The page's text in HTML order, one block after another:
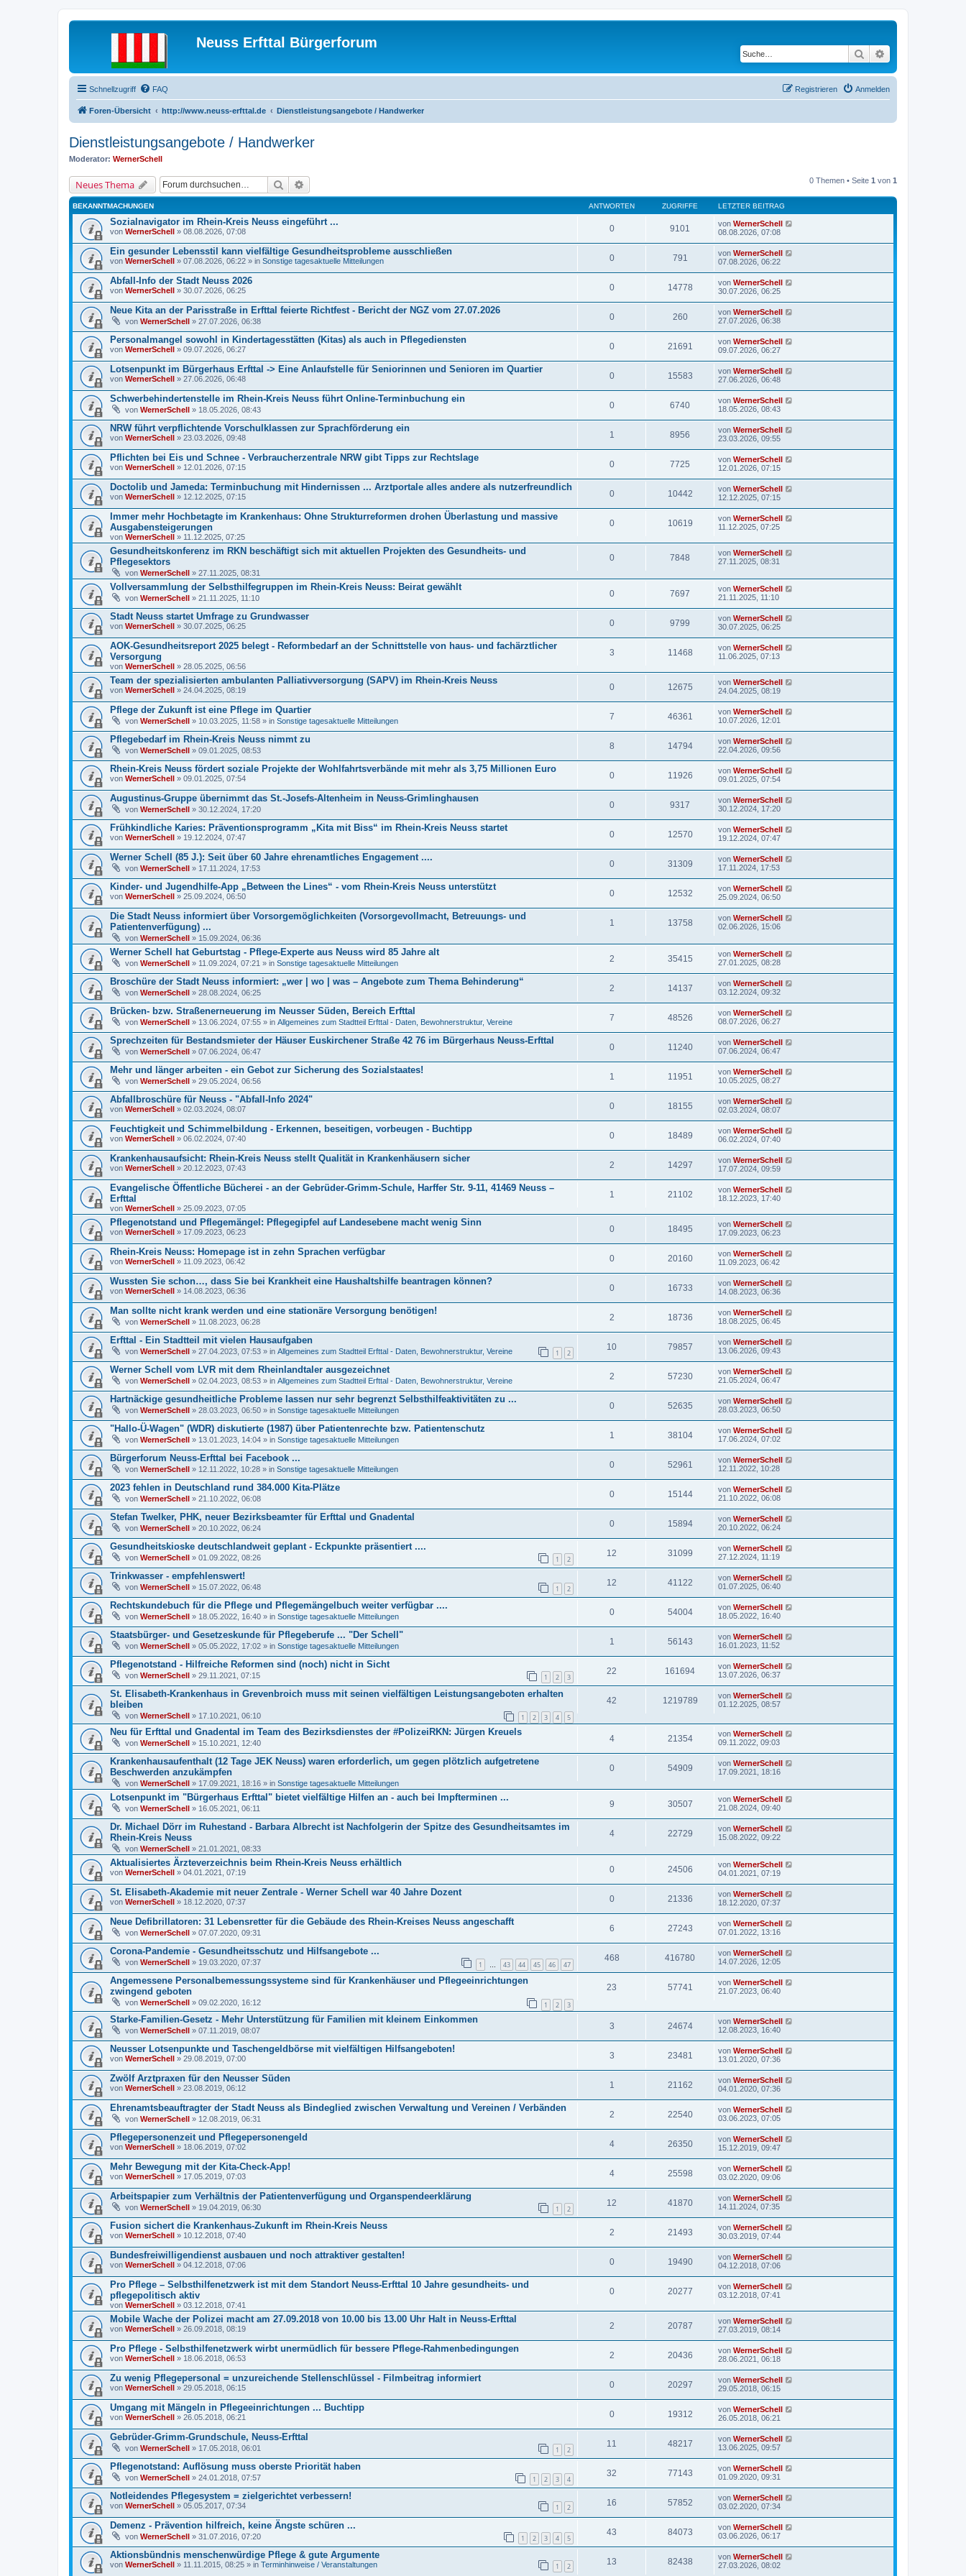
Neuss Erfttal Bürgerforum
Suche
Schnellzugriff FAQ Anmelden
Registrieren
Foren-Übersicht http://www.neuss-erfttal.de Dienstleistungsangebote / Handwerker
Dienstleistungsangebote / Handwerker
Moderator: WernerSchell
Neues Thema Suche 0 Themen • Seite 1 von 1
BEKANNTMACHUNGEN ANTWORTEN ZUGRIFFE LETZTER BEITRAG
Sozialnavigator im Rhein-Kreis Neuss eingeführt ...
von WernerSchell » 08.08.2026, 07:08 0 9101 von WernerSchell
08.08.2026, 07:08
Ein gesunder Lebensstil kann vielfältige Gesundheitsprobleme ausschließen
von WernerSchell » 07.08.2026, 06:22 » in Sonstige tagesaktuelle Mitteilungen 0 791 von WernerSchell
07.08.2026, 06:22
Abfall-Info der Stadt Neuss 2026
von WernerSchell » 30.07.2026, 06:25 0 14778 von WernerSchell
30.07.2026, 06:25
Neue Kita an der Parisstraße in Erfttal feierte Richtfest - Bericht der NGZ vom 27.07.2026
von WernerSchell » 27.07.2026, 06:38 0 260 von WernerSchell
27.07.2026, 06:38
Personalmangel sowohl in Kindertagesstätten (Kitas) als auch in Pflegediensten
von WernerSchell » 09.07.2026, 06:27 0 21691 von WernerSchell
09.07.2026, 06:27
Lotsenpunkt im Bürgerhaus Erfttal -> Eine Anlaufstelle für Seniorinnen und Senioren im Quartier
von WernerSchell » 27.06.2026, 06:48 0 15583 von WernerSchell
27.06.2026, 06:48
Schwerbehindertenstelle im Rhein-Kreis Neuss führt Online-Terminbuchung ein
von WernerSchell » 18.05.2026, 08:43 0 6740 von WernerSchell
18.05.2026, 08:43
NRW führt verpflichtende Vorschulklassen zur Sprachförderung ein
von WernerSchell » 23.03.2026, 09:48 1 8956 von WernerSchell
23.03.2026, 09:55
Pflichten bei Eis und Schnee - Verbraucherzentrale NRW gibt Tipps zur Rechtslage
von WernerSchell » 12.01.2026, 07:15 0 7725 von WernerSchell
12.01.2026, 07:15
Doctolib und Jameda: Terminbuchung mit Hindernissen ... Arztportale alles andere als nutzerfreundlich
von WernerSchell » 12.12.2025, 07:15 0 10442 von WernerSchell
12.12.2025, 07:15
Immer mehr Hochbetagte im Krankenhaus: Ohne Strukturreformen drohen Überlastung und massive
Ausgabensteigerungen
von WernerSchell » 11.12.2025, 07:25
0 10619 von WernerSchell
11.12.2025, 07:25
Gesundheitskonferenz im RKN beschäftigt sich mit aktuellen Projekten des Gesundheits- und
Pflegesektors
von WernerSchell » 27.11.2025, 08:31
0 7848 von WernerSchell
27.11.2025, 08:31
Vollversammlung der Selbsthilfegruppen im Rhein-Kreis Neuss: Beirat gewählt
von WernerSchell » 21.11.2025, 11:10 0 7697 von WernerSchell
21.11.2025, 11:10
Stadt Neuss startet Umfrage zu Grundwasser
von WernerSchell » 30.07.2025, 06:25 0 9799 von WernerSchell
30.07.2025, 06:25
AOK-Gesundheitsreport 2025 belegt - Reformbedarf an der Schnittstelle von haus- und fachärztlicher
Versorgung
von WernerSchell » 28.05.2025, 06:56
3 11468 von WernerSchell
11.06.2025, 07:13
Team der spezialisierten ambulanten Palliativversorgung (SAPV) im Rhein-Kreis Neuss
von WernerSchell » 24.04.2025, 08:19 0 12675 von WernerSchell
24.04.2025, 08:19
Pflege der Zukunft ist eine Pflege im Quartier
von WernerSchell » 10.03.2025, 11:58 » in Sonstige tagesaktuelle Mitteilungen 7 46361 von WernerSchell
10.07.2026, 12:01
Pflegebedarf im Rhein-Kreis Neuss nimmt zu
von WernerSchell » 09.01.2025, 08:53 8 14794 von WernerSchell
22.04.2026, 09:56
Rhein-Kreis Neuss fördert soziale Projekte der Wohlfahrtsverbände mit mehr als 3,75 Millionen Euro
von WernerSchell » 09.01.2025, 07:54 0 11926 von WernerSchell
09.01.2025, 07:54
Augustinus-Gruppe übernimmt das St.-Josefs-Altenheim in Neuss-Grimlinghausen
von WernerSchell » 30.12.2024, 17:20 0 9317 von WernerSchell
30.12.2024, 17:20
Frühkindliche Karies: Präventionsprogramm „Kita mit Biss“ im Rhein-Kreis Neuss startet
von WernerSchell » 19.12.2024, 07:47 0 12570 von WernerSchell
19.12.2024, 07:47
Werner Schell (85 J.): Seit über 60 Jahre ehrenamtliches Engagement ....
von WernerSchell » 17.11.2024, 17:53 0 31309 von WernerSchell
17.11.2024, 17:53
Kinder- und Jugendhilfe-App „Between the Lines“ - vom Rhein-Kreis Neuss unterstützt
von WernerSchell » 25.09.2024, 06:50 0 12532 von WernerSchell
25.09.2024, 06:50
Die Stadt Neuss informiert über Vorsorgemöglichkeiten (Vorsorgevollmacht, Betreuungs- und
Patientenverfügung) ...
von WernerSchell » 15.09.2024, 06:36
1 13758 von WernerSchell
02.06.2026, 15:06
Werner Schell hat Geburtstag - Pflege-Experte aus Neuss wird 85 Jahre alt
von WernerSchell » 11.09.2024, 07:21 » in Sonstige tagesaktuelle Mitteilungen 2 35415 von WernerSchell
27.01.2025, 08:28
Broschüre der Stadt Neuss informiert: „wer | wo | was – Angebote zum Thema Behinderung“
von WernerSchell » 28.08.2024, 06:25 2 14137 von WernerSchell
03.12.2024, 09:32
Brücken- bzw. Straßenerneuerung im Neusser Süden, Bereich Erfttal
von WernerSchell » 13.06.2024, 07:55 » in Allgemeines zum Stadtteil Erfttal - Daten, Bewohnerstruktur, Vereine 7 48526 von WernerSchell
08.07.2026, 06:27
Sprechzeiten für Bestandsmieter der Häuser Euskirchener Straße 42 76 im Bürgerhaus Neuss-Erfttal
von WernerSchell » 07.06.2024, 06:47 0 11240 von WernerSchell
07.06.2024, 06:47
Mehr und länger arbeiten - ein Gebot zur Sicherung des Sozialstaates!
von WernerSchell » 29.05.2024, 06:56 1 11951 von WernerSchell
10.05.2025, 08:27
Abfallbroschüre für Neuss - "Abfall-Info 2024"
von WernerSchell » 02.03.2024, 08:07 0 18155 von WernerSchell
02.03.2024, 08:07
Feuchtigkeit und Schimmelbildung - Erkennen, beseitigen, vorbeugen - Buchtipp
von WernerSchell » 06.02.2024, 07:40 0 18489 von WernerSchell
06.02.2024, 07:40
Krankenhausaufsicht: Rhein-Kreis Neuss stellt Qualität in Krankenhäusern sicher
von WernerSchell » 20.12.2023, 07:43 2 14297 von WernerSchell
17.07.2024, 09:59
Evangelische Öffentliche Bücherei - an der Gebrüder-Grimm-Schule, Harffer Str. 9-11, 41469 Neuss –
Erfttal
von WernerSchell » 25.09.2023, 07:05
1 21102 von WernerSchell
18.12.2023, 17:40
Pflegenotstand und Pflegemängel: Pflegegipfel auf Landesebene macht wenig Sinn
von WernerSchell » 17.09.2023, 06:23 0 18495 von WernerSchell
17.09.2023, 06:23
Rhein-Kreis Neuss: Homepage ist in zehn Sprachen verfügbar
von WernerSchell » 11.09.2023, 06:42 0 20160 von WernerSchell
11.09.2023, 06:42
Wussten Sie schon…, dass Sie bei Krankheit eine Haushaltshilfe beantragen können?
von WernerSchell » 14.08.2023, 06:36 0 16733 von WernerSchell
14.08.2023, 06:36
Man sollte nicht krank werden und eine stationäre Versorgung benötigen!
von WernerSchell » 11.08.2023, 06:28 2 18736 von WernerSchell
18.08.2025, 06:45
Erfttal - Ein Stadtteil mit vielen Hausaufgaben
von WernerSchell » 27.04.2023, 07:53 » in Allgemeines zum Stadtteil Erfttal - Daten, Bewohnerstruktur, Vereine 1 2
10 79857 von WernerSchell
13.06.2026, 09:43
Werner Schell vom LVR mit dem Rheinlandtaler ausgezeichnet
von WernerSchell » 02.04.2023, 08:53 » in Allgemeines zum Stadtteil Erfttal - Daten, Bewohnerstruktur, Vereine 2 57230 von WernerSchell
21.05.2024, 06:47
Hartnäckige gesundheitliche Probleme lassen nur sehr begrenzt Selbsthilfeaktivitäten zu ...
von WernerSchell » 28.03.2023, 06:50 » in Sonstige tagesaktuelle Mitteilungen 0 52635 von WernerSchell
28.03.2023, 06:50
"Hallo-Ü-Wagen" (WDR) diskutierte (1987) über Patientenrechte bzw. Patientenschutz
von WernerSchell » 13.01.2023, 14:04 » in Sonstige tagesaktuelle Mitteilungen 1 38104 von WernerSchell
17.06.2024, 07:02
Bürgerforum Neuss-Erfttal bei Facebook ...
von WernerSchell » 12.11.2022, 10:28 » in Sonstige tagesaktuelle Mitteilungen 0 52961 von WernerSchell
12.11.2022, 10:28
2023 fehlen in Deutschland rund 384.000 Kita-Plätze
von WernerSchell » 21.10.2022, 06:08 0 15144 von WernerSchell
21.10.2022, 06:08
Stefan Twelker, PHK, neuer Bezirksbeamter für Erfttal und Gnadental
von WernerSchell » 20.10.2022, 06:24 0 15894 von WernerSchell
20.10.2022, 06:24
Gesundheitskioske deutschlandweit geplant - Eckpunkte präsentiert ....
von WernerSchell » 01.09.2022, 08:26 1 2
12 31099 von WernerSchell
27.12.2024, 11:19
Trinkwasser - empfehlenswert!
von WernerSchell » 15.07.2022, 06:48 1 2
12 41122 von WernerSchell
01.07.2025, 06:40
Rechtskundebuch für die Pflege und Pflegemängelbuch weiter verfügbar ....
von WernerSchell » 18.05.2022, 16:40 » in Sonstige tagesaktuelle Mitteilungen 0 54004 von WernerSchell
18.05.2022, 16:40
Staatsbürger- und Gesetzeskunde für Pflegeberufe ... "Der Schell"
von WernerSchell » 05.05.2022, 17:02 » in Sonstige tagesaktuelle Mitteilungen 1 56143 von WernerSchell
16.01.2023, 11:52
Pflegenotstand - Hilfreiche Reformen sind (noch) nicht in Sicht
von WernerSchell » 29.11.2021, 07:15 1 2 3
22 161694 von WernerSchell
13.07.2026, 06:37
St. Elisabeth-Krankenhaus in Grevenbroich muss mit seinen vielfältigen Leistungsangeboten erhalten
bleiben
von WernerSchell » 17.10.2021, 06:10 1 2 3 4 5
42 1219789 von WernerSchell
01.12.2025, 08:57
Neu für Erfttal und Gnadental im Team des Bezirksdienstes der #PolizeiRKN: Jürgen Kreuels
von WernerSchell » 15.10.2021, 12:40 4 21354 von WernerSchell
09.11.2022, 09:03
Krankenhausaufenthalt (12 Tage JEK Neuss) waren erforderlich, um gegen plötzlich aufgetretene
Beschwerden anzukämpfen
von WernerSchell » 17.09.2021, 18:16 » in Sonstige tagesaktuelle Mitteilungen
0 54909 von WernerSchell
17.09.2021, 18:16
Lotsenpunkt im "Bürgerhaus Erfttal" bietet vielfältige Hilfen an - auch bei Impfterminen ...
von WernerSchell » 16.05.2021, 06:11 9 30507 von WernerSchell
21.08.2024, 09:40
Dr. Michael Dörr im Ruhestand - Barbara Albrecht ist Nachfolgerin der Spitze des Gesundheitsamtes im
Rhein-Kreis Neuss
von WernerSchell » 21.01.2021, 08:33
4 22729 von WernerSchell
15.08.2022, 09:22
Aktualisiertes Ärzteverzeichnis beim Rhein-Kreis Neuss erhältlich
von WernerSchell » 04.01.2021, 07:19 0 24506 von WernerSchell
04.01.2021, 07:19
St. Elisabeth-Akademie mit neuer Zentrale - Werner Schell war 40 Jahre Dozent
von WernerSchell » 18.12.2020, 07:37 0 21336 von WernerSchell
18.12.2020, 07:37
Neue Defibrillatoren: 31 Lebensretter für die Gebäude des Rhein-Kreises Neuss angeschafft
von WernerSchell » 07.07.2020, 09:31 6 27243 von WernerSchell
07.01.2022, 13:16
Corona-Pandemie - Gesundheitsschutz und Hilfsangebote ...
von WernerSchell » 19.03.2020, 07:37 1 … 43 44 45 46 47
468 416780 von WernerSchell
14.07.2026, 12:05
Angemessene Personalbemessungssysteme sind für Krankenhäuser und Pflegeeinrichtungen
zwingend geboten
von WernerSchell » 09.02.2020, 16:12 1 2 3
23 57741 von WernerSchell
21.07.2023, 06:40
Starke-Familien-Gesetz - Mehr Unterstützung für Familien mit kleinem Einkommen
von WernerSchell » 07.11.2019, 08:07 3 24674 von WernerSchell
12.08.2023, 16:40
Neusser Lotsenpunkte und Taschengeldbörse mit vielfältigen Hilfsangeboten!
von WernerSchell » 29.08.2019, 07:00 3 23481 von WernerSchell
13.01.2020, 07:36
Zwölf Arztpraxen für den Neusser Süden
von WernerSchell » 23.08.2019, 06:12 1 21162 von WernerSchell
04.01.2020, 07:36
Ehrenamtsbeauftragter der Stadt Neuss als Bindeglied zwischen Verwaltung und Vereinen / Verbänden
von WernerSchell » 12.08.2019, 06:31 2 22540 von WernerSchell
03.06.2023, 07:05
Pflegepersonenzeit und Pflegepersonengeld
von WernerSchell » 18.06.2019, 07:02 4 26350 von WernerSchell
15.12.2019, 09:47
Mehr Bewegung mit der Kita-Check-App!
von WernerSchell » 17.05.2019, 07:03 4 25598 von WernerSchell
03.02.2020, 09:06
Arbeitspapier zum Verhältnis der Patientenverfügung und Organspendeerklärung
von WernerSchell » 19.04.2019, 06:30 1 2
12 41870 von WernerSchell
14.11.2024, 07:35
Fusion sichert die Krankenhaus-Zukunft im Rhein-Kreis Neuss
von WernerSchell » 10.12.2018, 07:40 2 21493 von WernerSchell
30.03.2019, 07:44
Bundesfreiwilligendienst ausbauen und noch attraktiver gestalten!
von WernerSchell » 04.12.2018, 07:06 0 19490 von WernerSchell
04.12.2018, 07:06
Pro Pflege – Selbsthilfenetzwerk ist mit dem Standort Neuss-Erfttal 10 Jahre gesundheits- und
pflegepolitisch aktiv
von WernerSchell » 03.12.2018, 07:41
0 20277 von WernerSchell
03.12.2018, 07:41
Mobile Wache der Polizei macht am 27.09.2018 von 10.00 bis 13.00 Uhr Halt in Neuss-Erfttal
von WernerSchell » 26.09.2018, 08:19 2 20787 von WernerSchell
27.03.2019, 08:14
Pro Pflege - Selbsthilfenetzwerk wirbt unermüdlich für bessere Pflege-Rahmenbedingungen
von WernerSchell » 18.06.2018, 06:53 2 20436 von WernerSchell
28.06.2021, 06:18
Zu wenig Pflegepersonal = unzureichende Stellenschlüssel - Filmbeitrag informiert
von WernerSchell » 29.05.2018, 06:15 0 20297 von WernerSchell
29.05.2018, 06:15
Umgang mit Mängeln in Pflegeeinrichtungen ... Buchtipp
von WernerSchell » 26.05.2018, 06:21 0 19312 von WernerSchell
26.05.2018, 06:21
Gebrüder-Grimm-Grundschule, Neuss-Erfttal
von WernerSchell » 17.05.2018, 06:01 1 2
11 48217 von WernerSchell
13.06.2025, 09:57
Pflegenotstand: Auflösung muss oberste Priorität haben
von WernerSchell » 24.01.2018, 07:57 1 2 3 4
32 77143 von WernerSchell
01.09.2020, 09:31
Notleidendes Pflegesystem = zielgerichtet verbessern!
von WernerSchell » 05.05.2017, 07:34 1 2
16 57852 von WernerSchell
03.02.2020, 07:34
Demenz - Prävention hilfreich, keine Ängste schüren ...
von WernerSchell » 31.07.2016, 07:20 1 2 3 4 5
43 84073 von WernerSchell
03.06.2026, 06:17
Aktionsbündnis menschenwürdige Pflege & gute Argumente
von WernerSchell » 11.11.2015, 08:25 » in Terminhinweise / Veranstaltungen 1 2
13 82438 von WernerSchell
27.03.2026, 08:02